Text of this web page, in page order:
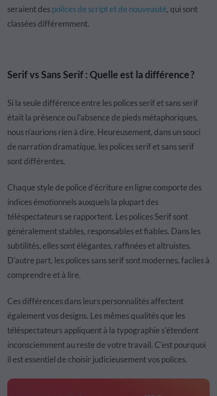
seraient despolices de script et de nouveauté, qui sont
classées différemment.
Serif vs Sans Serif : Quelle est la différence ?
Si la seule différence entre les polices serif et sans serif
était la présence ou l'absence de pieds métaphoriques,
nous n'aurions rien à dire. Heureusement, dans un souci
de narration dramatique, les polices serif et sans serif
sont différentes.
Chaque style de police d’écriture en ligne comporte des
indices émotionnels auxquels la plupart des
téléspectateurs se rapportent. Les polices Serif sont
généralement stables, responsables et fiables. Dans les
subtilités, elles sont élégantes, raffinées et altruistes.
D'autre part, les polices sans serif sont modernes, faciles à
comprendre et à lire.
Ces différences dans leurs personnalités affectent
également vos designs. Les mêmes qualités que les
téléspectateurs appliquent à la typographie s'étendent
inconsciemment au reste de votre travail. C'est pourquoi
il est essentiel de choisir judicieusement vos polices.